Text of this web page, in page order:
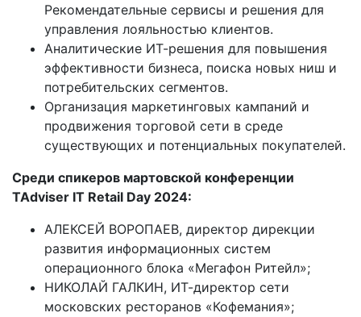
Рекомендательные сервисы и решения для
управления лояльностью клиентов.
Аналитические ИТ-решения для повышения
эффективности бизнеса, поиска новых ниш и
потребительских сегментов.
Организация маркетинговых кампаний и
продвижения торговой сети в среде
существующих и потенциальных покупателей.
Среди спикеров мартовской конференции
TAdviser IT Retail Day 2024:
АЛЕКСЕЙ ВОРОПАЕВ, директор дирекции
развития информационных систем
операционного блока «Мегафон Ритейл»;
НИКОЛАЙ ГАЛКИН, ИТ-директор сети
московских ресторанов «Кофемания»;